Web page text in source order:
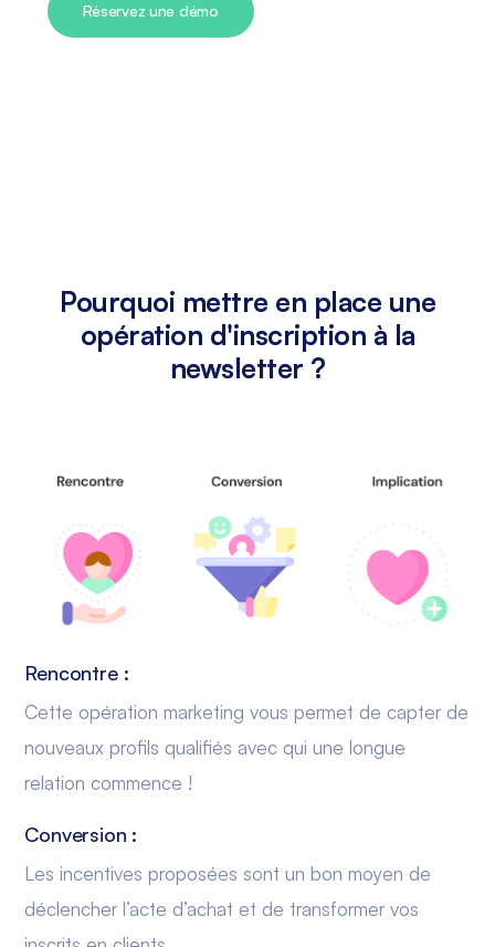
Réservez une démo
Pourquoi mettre en place une
opération d'inscription à la
newsletter ?
Rencontre :
Cette opération marketing vous permet de capter de
nouveaux profils qualifiés avec qui une longue
relation commence !
Conversion :
Les incentives proposées sont un bon moyen de
déclencher l’acte d’achat et de transformer vos